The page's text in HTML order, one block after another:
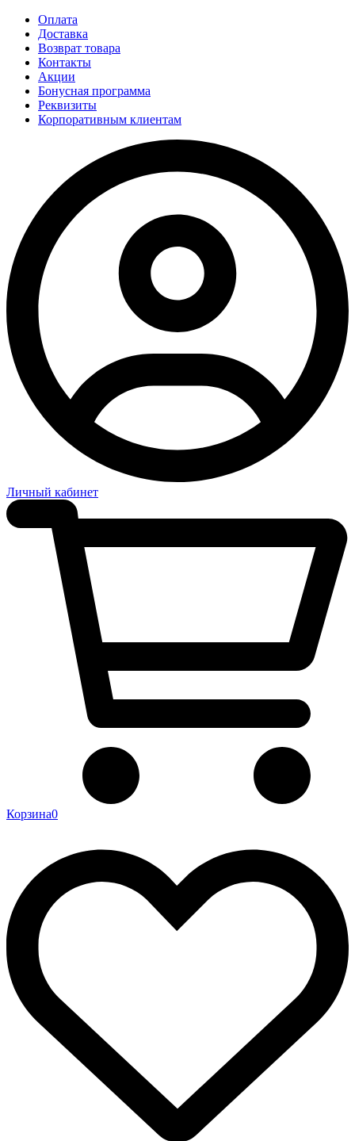
Оплата
Доставка
Возврат товара
Контакты
Акции
Бонусная программа
Реквизиты
Корпоративным клиентам
Личный кабинет
Корзина0